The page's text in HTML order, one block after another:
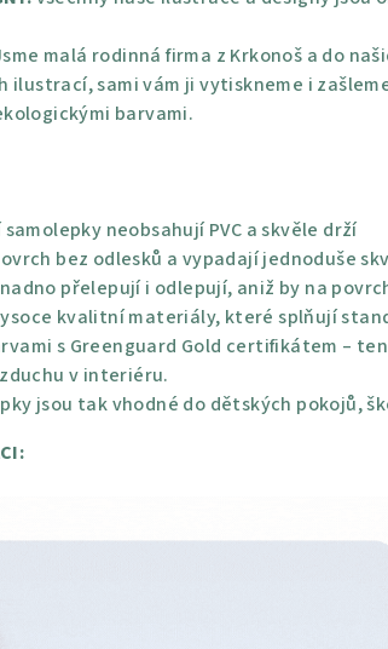
malá rodinná firma z Krkonoš a do
ilustrací, sami vám ji vytiskneme i
barvami.
neobsahují PVC a skvěle drží
bez odlesků a vypadají jednoduše
přelepují i odlepují, aniž by na
kvalitní materiály, které splňují
s Greenguard Gold certifikátem –
v interiéru.
jsou tak vhodné do dětských pokojů,